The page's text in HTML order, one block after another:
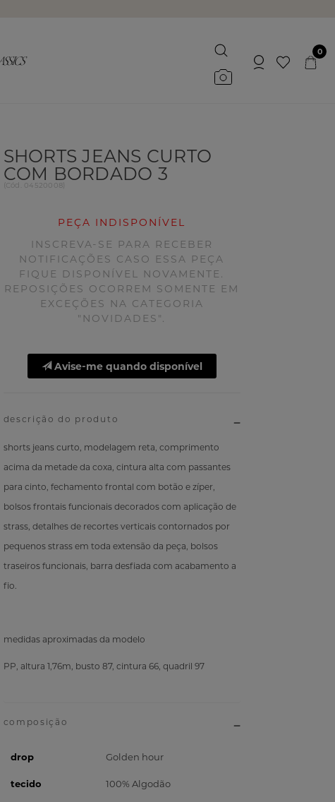
0
SHORTS JEANS CURTO
COM BORDADO 3
(Cód. 04520008
PEÇA INDISPONÍVEL
INSCREVA-SE PARA RECEBER
NOTIFICAÇÕES CASO ESSA PEÇA
FIQUE DISPONÍVEL NOVAMENTE.
REPOSIÇÕES OCORREM SOMENTE EM
EXCEÇÕES NA CATEGORIA
"NOVIDADES".
Avise-me quando disponível
descrição do produto
shorts jeans curto, modelagem reta, comprimento
acima da metade da coxa, cintura alta com passantes
para cinto, fechamento frontal com botão e zíper,
bolsos frontais funcionais decorados com aplicação de
strass, detalhes de recortes verticais contornados por
pequenos strass em toda extensão da peça, bolsos
traseiros funcionais, barra desfiada com acabamento a
fio.
medidas aproximadas da modelo
PP, altura 1,76m, busto 87, cintura 66, quadril 97
drop Golden hour
tecido 100% Algodão